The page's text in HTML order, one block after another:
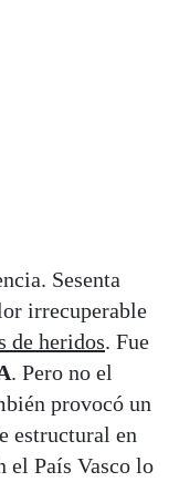
Sesenta
irrecuperable
de heridos. Fue
. Pero no el
provocó un
estructural en
el País Vasco lo